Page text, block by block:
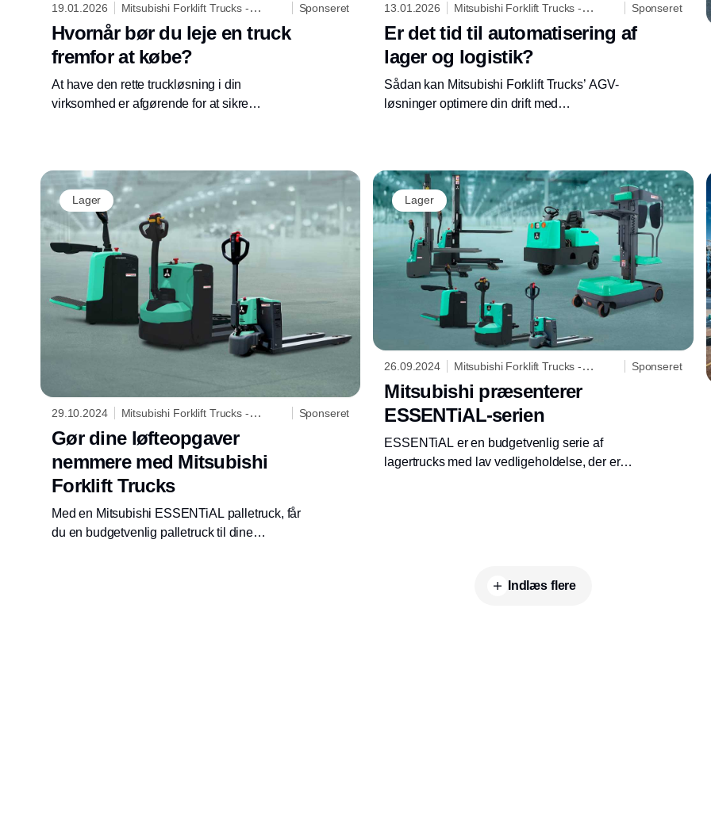
19.01.2026
Mitsubishi Forklift Trucks -
Logisnext Denmark A/S
Sponseret
Hvornår bør du leje en truck
fremfor at købe?
At have den rette truckløsning i din
virksomhed er afgørende for at sikre
sig selv.
13.01.2026
Mitsubishi Forklift Trucks -
Sponseret
Er det tid til automatisering af
lager og logistik?
Sådan kan Mitsubishi Forklift Trucks’ AGV-
løsninger optimere din drift med
Lager
29.10.2024
Mitsubishi Forklift Trucks -
Sponseret
Gør dine løfteopgaver
nemmere med Mitsubishi
Forklift Trucks
Med en Mitsubishi ESSENTiAL palletruck, får
du en budgetvenlig palletruck til dine
Lager
26.09.2024
Mitsubishi Forklift Trucks -
Sponseret
Mitsubishi præsenterer
ESSENTiAL-serien
ESSENTiAL er en budgetvenlig serie af
lagertrucks med lav vedligeholdelse, der er
Indlæs flere